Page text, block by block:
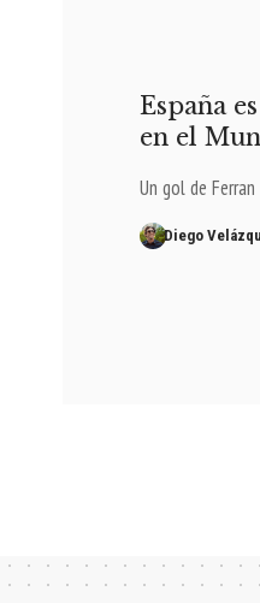
España
en el
Un gol de
Diego